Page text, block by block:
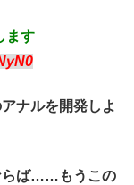
ます
ナルを開発しよ
らば……もうこの